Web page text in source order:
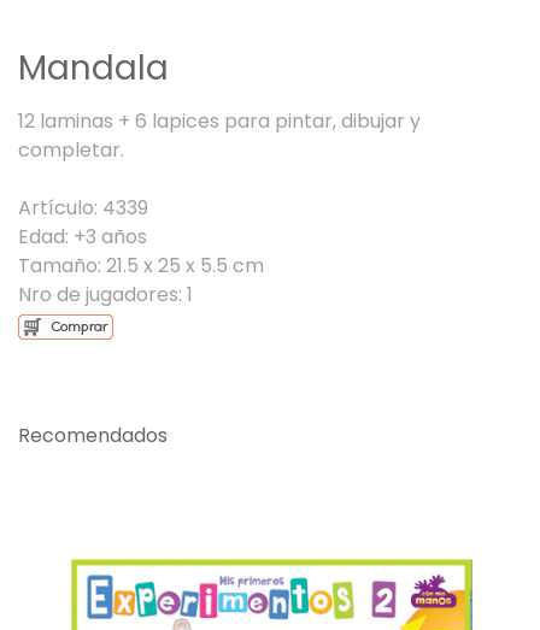
Mandala
12 laminas + 6 lapices para pintar, dibujar y
completar.
Artículo: 4339
Edad: +3 años
Tamaño: 21.5 x 25 x 5.5 cm
Nro de jugadores: 1
Recomendados